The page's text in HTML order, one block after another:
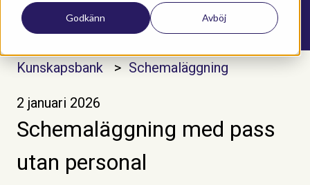
Godkänn Avböj
Kunskapsbank Schemaläggning
2 januari 2026
Schemaläggning med pass
utan personal